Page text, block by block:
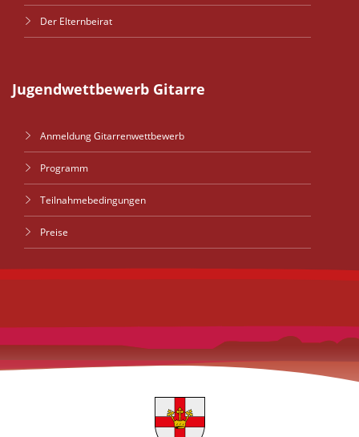
Der Elternbeirat
Jugendwettbewerb Gitarre
Anmeldung Gitarrenwettbewerb
Programm
Teilnahmebedingungen
Preise